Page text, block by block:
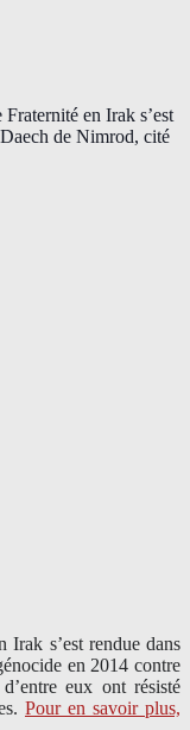
en Irak s’est
de Nimrod, cité
Irak s’est rendue dans
en 2014 contre
eux ont résisté
Pour en savoir plus,